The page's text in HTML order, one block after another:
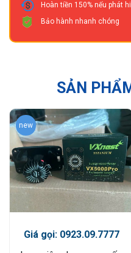
Hoàn tiền 150% nếu phát
Bảo hành nhanh chóng
SẢN
new
Giá gọi: 0923.09.7777